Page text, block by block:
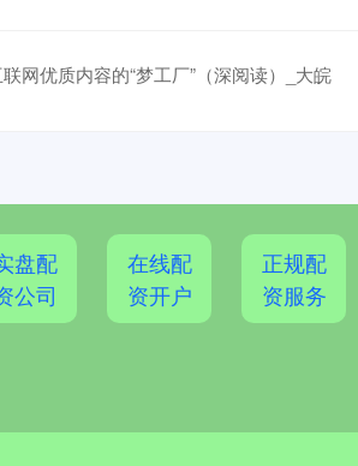
网优质内容的“梦工厂”（深阅读）_大皖
盘配
公司
在线配
资开户
正规配
资服务